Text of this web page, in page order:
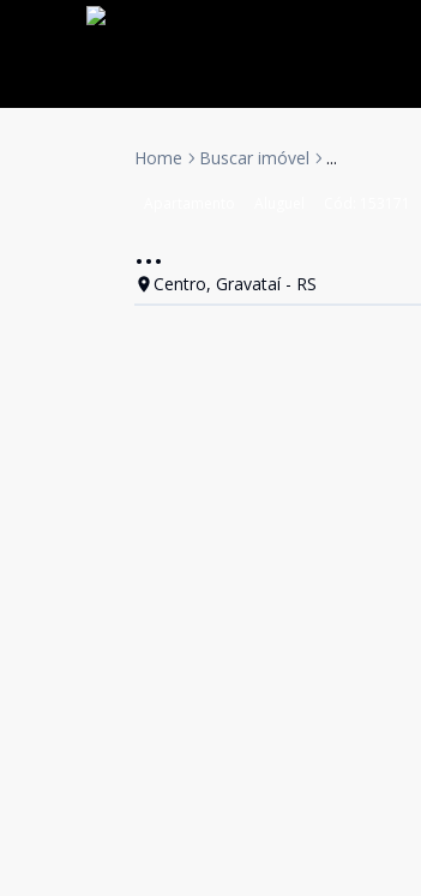
Home Buscar imóvel ...
...
Centro, Gravataí - RS